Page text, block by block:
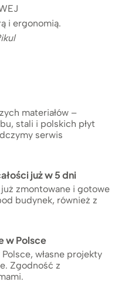
i ergonomią.
materiałów –
stali i polskich płyt
serwis
już w 5 dni
zmontowane i gotowe
budynek, również z
w Polsce
Polsce, własne projekty
Zgodność z